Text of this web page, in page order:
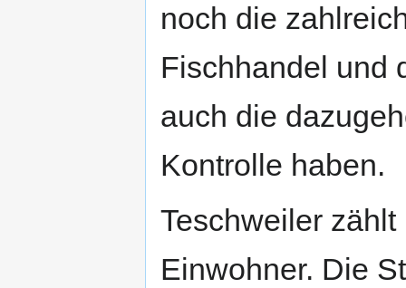
noch die
Fischhandel und
auch die
Kontrolle haben.
Teschweiler
Einwohner. Die